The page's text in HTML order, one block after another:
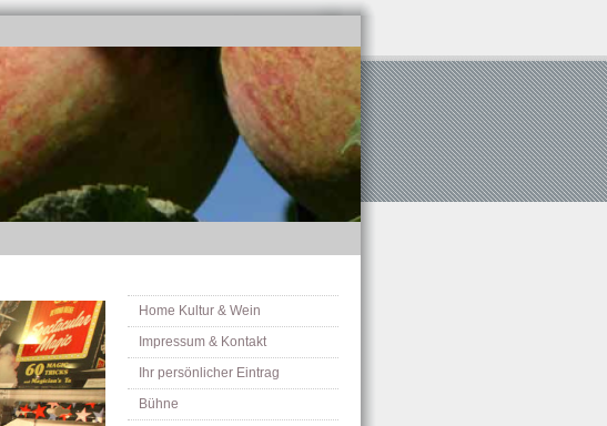
Home Kultur & Wein
Impressum & Kontakt
Ihr persönlicher Eintrag
Bühne